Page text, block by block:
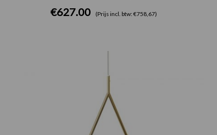
€627.00 (Prijs incl. btw: €758,67)